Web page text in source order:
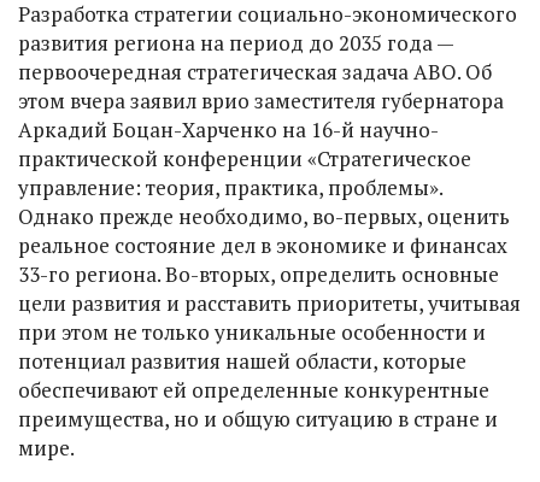
Разработка стратегии социально-экономического
развития региона на период до 2035 года —
первоочередная стратегическая задача АВО. Об
этом вчера заявил врио заместителя губернатора
Аркадий Боцан-Харченко на 16-й научно-
практической конференции «Стратегическое
управление: теория, практика, проблемы».
Однако прежде необходимо, во-первых, оценить
реальное состояние дел в экономике и финансах
33-го региона. Во-вторых, определить основные
цели развития и расставить приоритеты, учитывая
при этом не только уникальные особенности и
потенциал развития нашей области, которые
обеспечивают ей определенные конкурентные
преимущества, но и общую ситуацию в стране и
мире.